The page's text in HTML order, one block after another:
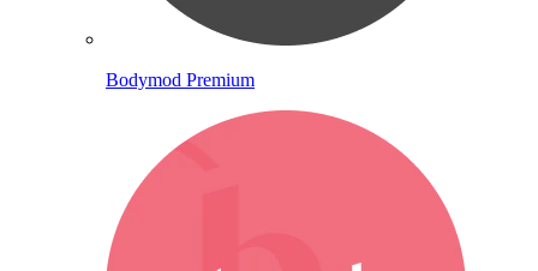
Bodymod Premium